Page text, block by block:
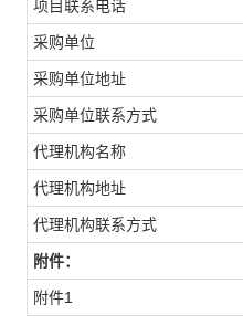
项目联系电话
采购单位
采购单位地址
采购单位联系方式
代理机构名称
代理机构地址
代理机构联系方式
附件：
附件1